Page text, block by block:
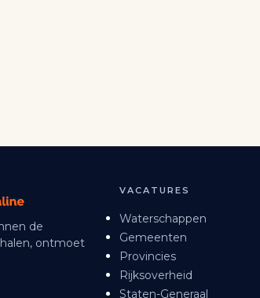
de
ontmoet
VACATURES
Waterschappen
Gemeenten
Provincies
Rijksoverheid
Staten-Generaal